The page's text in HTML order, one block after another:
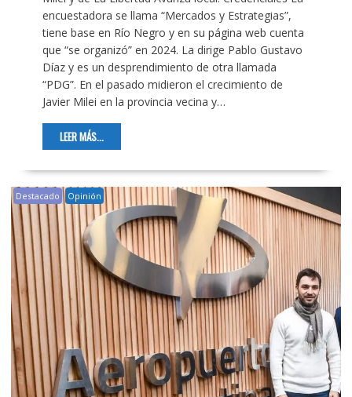
encuestadora se llama “Mercados y Estrategias”,
tiene base en Río Negro y en su página web cuenta
que “se organizó” en 2024. La dirige Pablo Gustavo
Díaz y es un desprendimiento de otra llamada
“PDG”. En el pasado midieron el crecimiento de
Javier Milei en la provincia vecina y…
LEER MÁS...
Destacado Opinión